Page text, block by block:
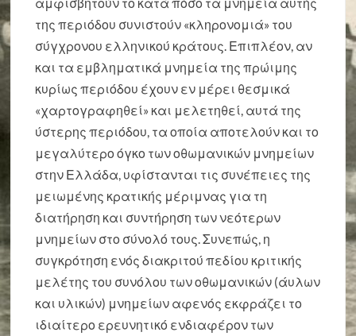
της περιόδου συνιστούν «κληρονομιά» του
σύγχρονου ελληνικού κράτους. Επιπλέον, αν
και τα εμβληματικά μνημεία της πρώιμης
κυρίως περιόδου έχουν εν μέρει θεσμικά
«χαρτογραφηθεί» και μελετηθεί, αυτά της
ύστερης περιόδου, τα οποία αποτελούν και το
μεγαλύτερο όγκο των οθωμανικών μνημείων
στην Ελλάδα, υφίστανται τις συνέπειες της
μειωμένης κρατικής μέριμνας για τη
διατήρηση και συντήρηση των νεότερων
μνημείων στο σύνολό τους. Συνεπώς, η
συγκρότηση ενός διακριτού πεδίου κριτικής
μελέτης του συνόλου των οθωμανικών (άυλων
και υλικών) μνημείων αφενός εκφράζει το
ιδιαίτερο ερευνητικό ενδιαφέρον των